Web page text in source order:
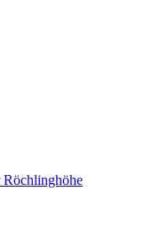
Röchlinghöhe